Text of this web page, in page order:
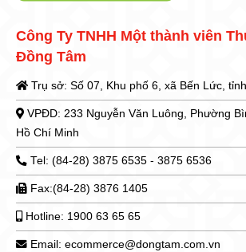
Công Ty TNHH Một thành viên
Đồng Tâm
Trụ sở: Số 07, Khu phố 6, xã Bến Lức,
VPĐD: 233 Nguyễn Văn Luông, Phường
Hồ Chí Minh
Tel: (84-28) 3875 6535 - 3875 6536
Fax:(84-28) 3876 1405
Hotline: 1900 63 65 65
Email: ecommerce@dongtam.com.vn